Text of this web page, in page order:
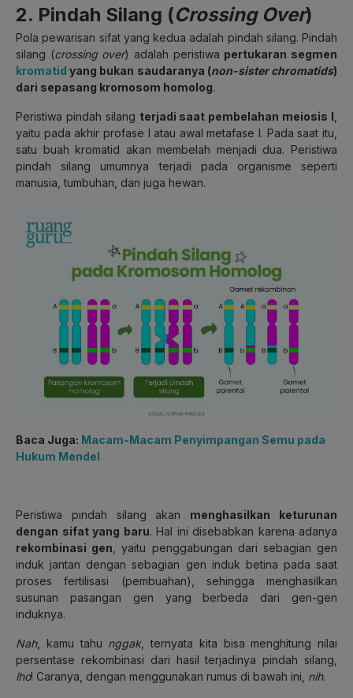
2. Pindah Silang (Crossing Over)
Pola pewarisan sifat yang kedua adalah pindah silang. Pindah
silang (crossing over) adalah peristiwa pertukaran segmen
kromatidyang bukan saudaranya (non-sister chromatids)
dari sepasang kromosom homolog.
Peristiwa pindah silang terjadi saat pembelahan meiosis I
yaitu pada akhir profase I atau awal metafase I. Pada saat itu,
satu buah kromatid akan membelah menjadi dua. Peristiwa
pindah silang umumnya terjadi pada organisme seperti
manusia, tumbuhan, dan juga hewan.
Baca Juga: Macam-Macam Penyimpangan Semu pada
Hukum Mendel
Peristiwa pindah silang akan menghasilkan keturunan
dengan sifat yang baru. Hal ini disebabkan karena adanya
rekombinasi gen , yaitu penggabungan dari sebagian gen
induk jantan dengan sebagian gen induk betina pada saat
proses fertilisasi (pembuahan), sehingga menghasilkan
susunan pasangan gen yang berbeda dari gen-gen
induknya.
Nah, kamu tahu nggak, ternyata kita bisa menghitung nilai
persentase rekombinasi dari hasil terjadinya pindah silang,
lho! Caranya, dengan menggunakan rumus di bawah ini, nih.